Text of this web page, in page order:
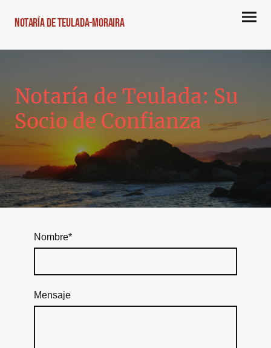
NOTARÍA DE TEULADA-MORAIRA
Notaría de Teulada: Su
Socio de Confianza
Nombre*
Mensaje